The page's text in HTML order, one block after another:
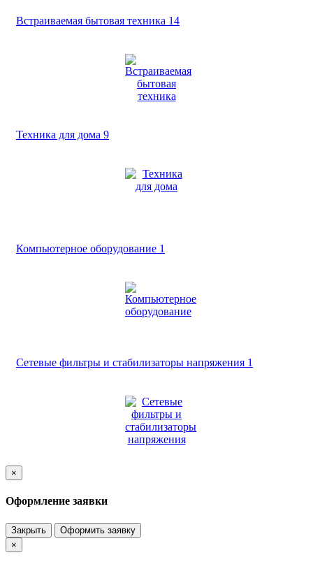
Встраиваемая бытовая техника 14
Техника для дома 9
Компьютерное оборудование 1
Сетевые фильтры и стабилизаторы напряжения 1
×
Оформление заявки
Закрыть
Оформить заявку
×